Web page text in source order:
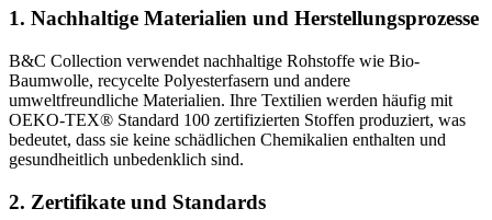
1. Nachhaltige Materialien und Herstellungsprozesse
B&C Collection verwendet nachhaltige Rohstoffe wie Bio-
Baumwolle, recycelte Polyesterfasern und andere
umweltfreundliche Materialien. Ihre Textilien werden häufig mit
OEKO-TEX® Standard 100 zertifizierten Stoffen produziert, was
bedeutet, dass sie keine schädlichen Chemikalien enthalten und
gesundheitlich unbedenklich sind.
2. Zertifikate und Standards